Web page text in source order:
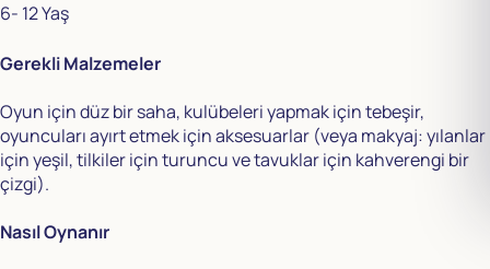
6- 12 Yaş
Gerekli Malzemeler
Oyun için düz bir saha, kulübeleri yapmak için tebeşir,
oyuncuları ayırt etmek için aksesuarlar (veya makyaj: yılanlar
için yeşil, tilkiler için turuncu ve tavuklar için kahverengi bir
çizgi).
Nasıl Oynanır